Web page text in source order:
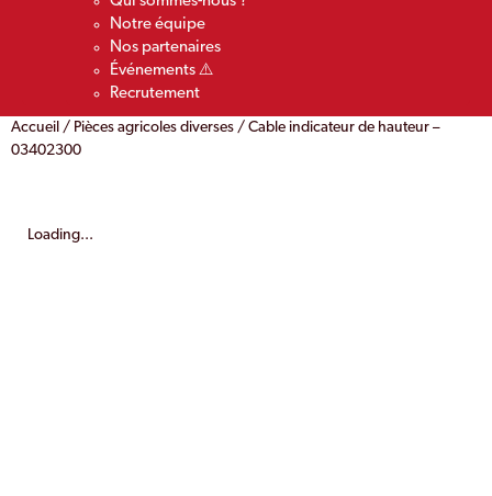
Notre équipe
Nos partenaires
Événements ⚠️
Recrutement
Accueil / Pièces agricoles diverses / Cable indicateur de hauteur –
03402300
Loading...